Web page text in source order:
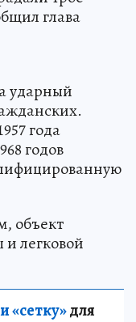
глава
ударный
года
годов
объект
легковой
«сетку»для